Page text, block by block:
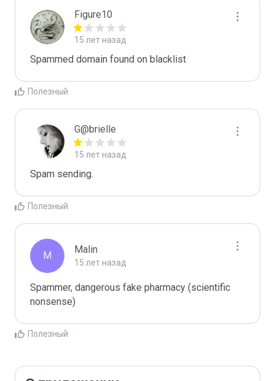
Figure10
15 лет назад
Spammed domain found on blacklist
Полезный
G@brielle
15 лет назад
Spam sending.
Полезный
M
Malin
15 лет назад
Spammer, dangerous fake pharmacy (scientific
nonsense)
Полезный